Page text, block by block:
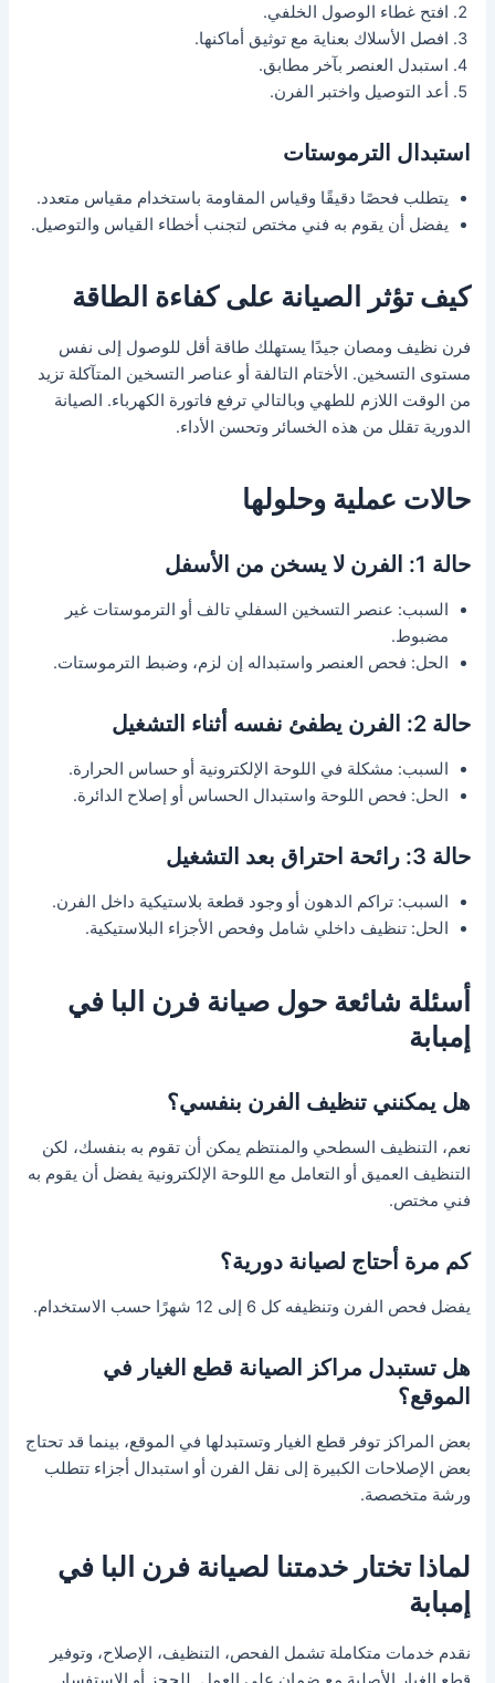
افتح غطاء الوصول الخلفي.
افصل الأسلاك بعناية مع توثيق أماكنها.
استبدل العنصر بآخر مطابق.
أعد التوصيل واختبر الفرن.
استبدال الترموستات
يتطلب فحصًا دقيقًا وقياس المقاومة باستخدام مقياس متعدد.
يفضل أن يقوم به فني مختص لتجنب أخطاء القياس والتوصيل.
كيف تؤثر الصيانة على كفاءة الطاقة
فرن نظيف ومصان جيدًا يستهلك طاقة أقل للوصول إلى نفس
مستوى التسخين. الأختام التالفة أو عناصر التسخين المتآكلة تزيد
من الوقت اللازم للطهي وبالتالي ترفع فاتورة الكهرباء. الصيانة
الدورية تقلل من هذه الخسائر وتحسن الأداء.
حالات عملية وحلولها
حالة 1: الفرن لا يسخن من الأسفل
السبب: عنصر التسخين السفلي تالف أو الترموستات غير
مضبوط.
الحل: فحص العنصر واستبداله إن لزم، وضبط الترموستات.
حالة 2: الفرن يطفئ نفسه أثناء التشغيل
السبب: مشكلة في اللوحة الإلكترونية أو حساس الحرارة.
الحل: فحص اللوحة واستبدال الحساس أو إصلاح الدائرة.
حالة 3: رائحة احتراق بعد التشغيل
السبب: تراكم الدهون أو وجود قطعة بلاستيكية داخل الفرن.
الحل: تنظيف داخلي شامل وفحص الأجزاء البلاستيكية.
أسئلة شائعة حول صيانة فرن البا في
إمبابة
هل يمكنني تنظيف الفرن بنفسي؟
نعم، التنظيف السطحي والمنتظم يمكن أن تقوم به بنفسك، لكن
التنظيف العميق أو التعامل مع اللوحة الإلكترونية يفضل أن يقوم به
فني مختص.
كم مرة أحتاج لصيانة دورية؟
يفضل فحص الفرن وتنظيفه كل 6 إلى 12 شهرًا حسب الاستخدام.
هل تستبدل مراكز الصيانة قطع الغيار في
الموقع؟
بعض المراكز توفر قطع الغيار وتستبدلها في الموقع، بينما قد تحتاج
بعض الإصلاحات الكبيرة إلى نقل الفرن أو استبدال أجزاء تتطلب
ورشة متخصصة.
لماذا تختار خدمتنا لصيانة فرن البا في
إمبابة
نقدم خدمات متكاملة تشمل الفحص، التنظيف، الإصلاح، وتوفير